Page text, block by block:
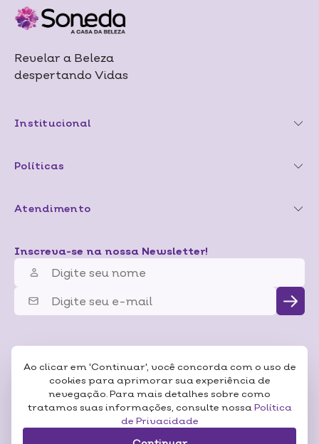
Ao clicar em 'Continuar', você concorda com o uso de
cookies para aprimorar sua experiência de
nevegação. Para mais detalhes sobre como
tratamos suas informações, consulte nossa Política
de Privacidade
Revelar a Beleza
despertando Vidas
Institucional
Políticas
Atendimento
Inscreva-se na nossa Newsletter!